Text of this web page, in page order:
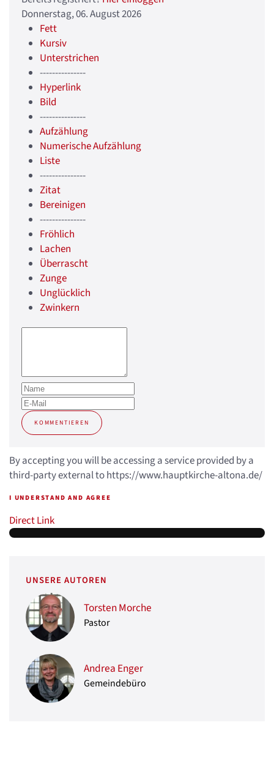
Donnerstag, 06. August 2026
Fett
Kursiv
Unterstrichen
---------------
Hyperlink
Bild
---------------
Aufzählung
Numerische Aufzählung
Liste
---------------
Zitat
Bereinigen
---------------
Fröhlich
Lachen
Überrascht
Zunge
Unglücklich
Zwinkern
KOMMENTIEREN
By accepting you will be accessing a service provided by a
third-party external to https://www.hauptkirche-altona.de/
I UNDERSTAND AND AGREE
Direct Link
UNSERE AUTOREN
Torsten Morche
Pastor
Andrea Enger
Gemeindebüro